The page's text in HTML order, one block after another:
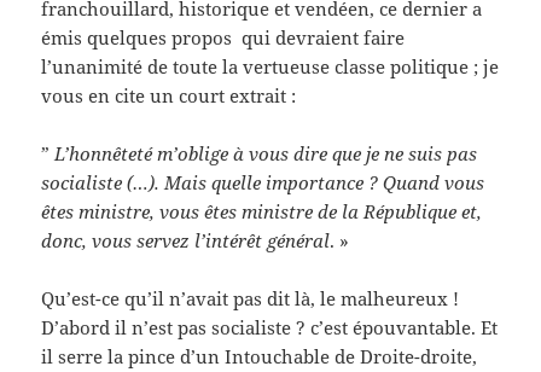
franchouillard, historique et vendéen, ce dernier a
émis quelques propos qui devraient faire
l’unanimité de toute la vertueuse classe politique ; je
vous en cite un court extrait :
”L’honnêteté m’oblige à vous dire que je ne suis pas
socialiste (…). Mais quelle importance ? Quand vous
êtes ministre, vous êtes ministre de la République et,
donc, vous servez l’intérêt général. »
Qu’est-ce qu’il n’avait pas dit là, le malheureux !
D’abord il n’est pas socialiste ? c’est épouvantable. Et
il serre la pince d’un Intouchable de Droite-droite,